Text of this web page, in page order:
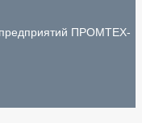
ПРОМТЕХ-